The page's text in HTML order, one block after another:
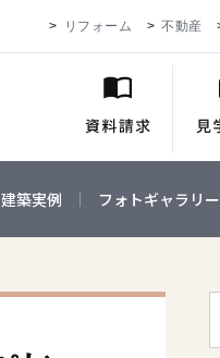
リフォーム 不動産
建築実例 フォトギャラリー